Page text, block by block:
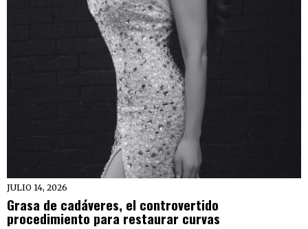
JULIO 14, 2026
Grasa de cadáveres, el controvertido
procedimiento para restaurar curvas